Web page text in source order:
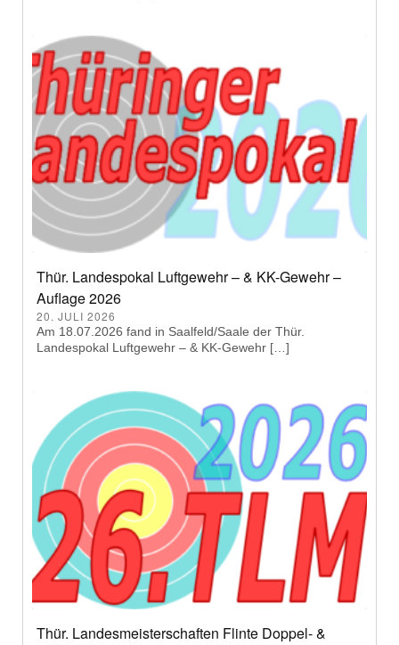
Thür. Landespokal Luftgewehr – & KK-Gewehr –
Auflage 2026
20. JULI 2026
Am 18.07.2026 fand in Saalfeld/Saale der Thür.
Landespokal Luftgewehr – & KK-Gewehr […]
Thür. Landesmeisterschaften Flinte Doppel- &